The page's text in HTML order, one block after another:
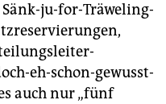
ju-for-Träweling-
eh-schon-gewusst-
auch nur „fünf